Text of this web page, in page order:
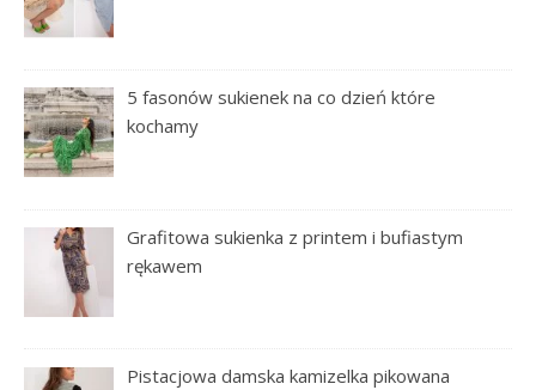
5 fasonów sukienek na co dzień które
kochamy
Grafitowa sukienka z printem i bufiastym
rękawem
Pistacjowa damska kamizelka pikowana